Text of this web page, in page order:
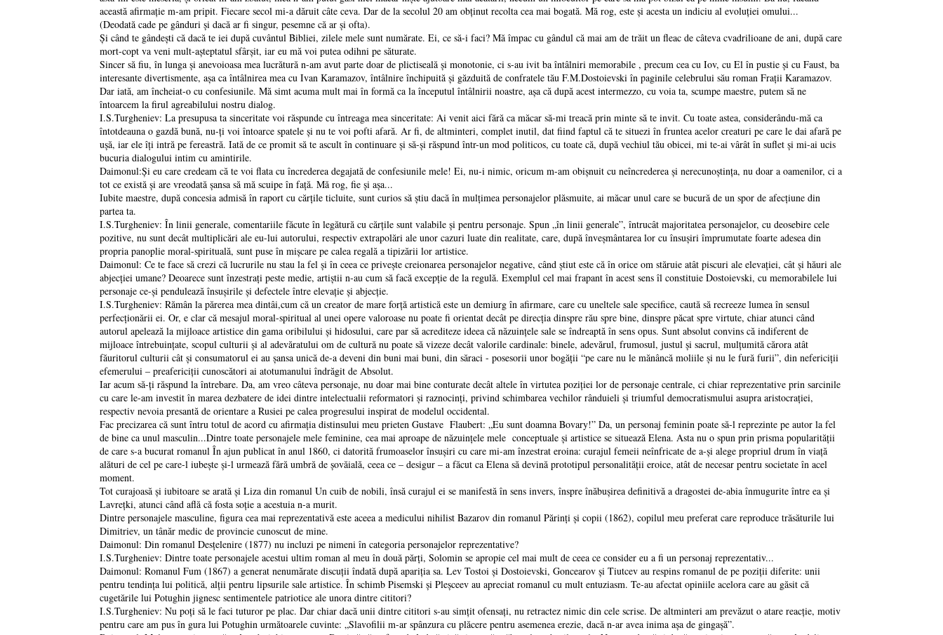
această afirmaţie m-am pripit. Fiecare secol mi-a dăruit câte ceva. Dar de la secolul 20 am obţinut recolta cea mai bogată. Mă rog, este şi acesta un indiciu al evoluţiei omului...
(Deodată cade pe gânduri şi dacă ar fi singur, pesemne că ar şi ofta).
Şi când te gândeşti că dacă te iei după cuvântul Bibliei, zilele mele sunt numărate. Ei, ce să-i faci? Mă împac cu gândul că mai am de trăit un fleac de câteva cvadrilioane de ani, după care
mort-copt va veni mult-aşteptatul sfârşit, iar eu mă voi putea odihni pe săturate.
Sincer să fiu, în lunga şi anevoioasa mea lucrătură n-am avut parte doar de plictiseală şi monotonie, ci s-au ivit ba întâlniri memorabile , precum cea cu Iov, cu El în pustie şi cu Faust, ba
interesante divertismente, aşa ca întâlnirea mea cu Ivan Karamazov, întâlnire închipuită şi găzduită de confratele tău F.M.Dostoievski în paginile celebrului său roman Fraţii Karamazov.
Dar iată, am încheiat-o cu confesiunile. Mă simt acuma mult mai în formă ca la începutul întâlnirii noastre, aşa că după acest intermezzo, cu voia ta, scumpe maestre, putem să ne
întoarcem la firul agreabilului nostru dialog.
I.S.Turgheniev: La presupusa ta sinceritate voi răspunde cu întreaga mea sinceritate: Ai venit aici fără ca măcar să-mi treacă prin minte să te invit. Cu toate astea, considerându-mă ca
întotdeauna o gazdă bună, nu-ţi voi întoarce spatele şi nu te voi pofti afară. Ar fi, de altminteri, complet inutil, dat fiind faptul că te situezi în fruntea acelor creaturi pe care le dai afară pe
uşă, iar ele îţi intră pe fereastră. Iată de ce promit să te ascult în continuare şi să-şi răspund într-un mod politicos, cu toate că, după vechiul tău obicei, mi te-ai vârât în suflet şi mi-ai ucis
bucuria dialogului intim cu amintirile.
Daimonul:Şi eu care credeam că te voi flata cu încrederea degajată de confesiunile mele! Ei, nu-i nimic, oricum m-am obişnuit cu neîncrederea şi nerecunoştinţa, nu doar a oamenilor, ci a
tot ce există şi are vreodată şansa să mă scuipe în faţă. Mă rog, fie şi aşa...
Iubite maestre, după concesia admisă în raport cu cărţile ticluite, sunt curios să ştiu dacă în mulţimea personajelor plăsmuite, ai măcar unul care se bucură de un spor de afecţiune din
partea ta.
I.S.Turgheniev: În linii generale, comentariile făcute în legătură cu cărţile sunt valabile şi pentru personaje. Spun „în linii generale”, întrucât majoritatea personajelor, cu deosebire cele
pozitive, nu sunt decât multiplicări ale eu-lui autorului, respectiv extrapolări ale unor cazuri luate din realitate, care, după înveşmântarea lor cu însuşiri împrumutate foarte adesea din
propria panoplie moral-spirituală, sunt puse în mişcare pe calea regală a tipizării lor artistice.
Daimonul: Ce te face să crezi că lucrurile nu stau la fel şi în ceea ce priveşte creionarea personajelor negative, când ştiut este că în orice om stăruie atât piscuri ale elevaţiei, cât şi hăuri ale
abjecţiei umane? Deoarece sunt înzestraţi peste medie, artiştii n-au cum să facă excepţie de la regulă. Exemplul cel mai frapant în acest sens îl constituie Dostoievski, cu memorabilele lui
personaje ce-şi pendulează însuşirile şi defectele între elevaţie şi abjecţie.
I.S.Turgheniev: Rămân la părerea mea dintâi,cum că un creator de mare forţă artistică este un demiurg în afirmare, care cu uneltele sale specifice, caută să recreeze lumea în sensul
perfecţionării ei. Or, e clar că mesajul moral-spiritual al unei opere valoroase nu poate fi orientat decât pe direcţia dinspre rău spre bine, dinspre păcat spre virtute, chiar atunci când
autorul apelează la mijloace artistice din gama oribilului şi hidosului, care par să acrediteze ideea că năzuinţele sale se îndreaptă în sens opus. Sunt absolut convins că indiferent de
mijloace întrebuinţate, scopul culturii şi al adevăratului om de cultură nu poate să vizeze decât valorile cardinale: binele, adevărul, frumosul, justul şi sacrul, mulţumită cărora atât
făuritorul culturii cât şi consumatorul ei au şansa unică de-a deveni din buni mai buni, din săraci - posesorii unor bogăţii “pe care nu le mănâncă moliile şi nu le fură furii”, din nefericiţii
efemerului – preafericiţii cunoscători ai atotumanului îndrăgit de Absolut.
Iar acum să-ţi răspund la întrebare. Da, am vreo câteva personaje, nu doar mai bine conturate decât altele în virtutea poziţiei lor de personaje centrale, ci chiar reprezentative prin sarcinile
cu care le-am investit în marea dezbatere de idei dintre intelectualii reformatori şi raznocinţi, privind schimbarea vechilor rânduieli şi triumful democratismului asupra aristocraţiei,
respectiv nevoia presantă de orientare a Rusiei pe calea progresului inspirat de modelul occidental.
Fac precizarea că sunt întru totul de acord cu afirmaţia distinsului meu prieten Gustave Flaubert: „Eu sunt doamna Bovary!” Da, un personaj feminin poate să-l reprezinte pe autor la fel
de bine ca unul masculin...Dintre toate personajele mele feminine, cea mai aproape de năzuinţele mele conceptuale şi artistice se situează Elena. Asta nu o spun prin prisma popularităţii
de care s-a bucurat romanul În ajun publicat în anul 1860, ci datorită frumoaselor însuşiri cu care mi-am înzestrat eroina: curajul femeii neînfricate de a-şi alege propriul drum în viaţă
alături de cel pe care-l iubeşte şi-l urmează fără umbră de şovăială, ceea ce – desigur – a făcut ca Elena să devină prototipul personalităţii eroice, atât de necesar pentru societate în acel
moment.
Tot curajoasă şi iubitoare se arată şi Liza din romanul Un cuib de nobili, însă curajul ei se manifestă în sens invers, înspre înăbuşirea definitivă a dragostei de-abia înmugurite între ea şi
Lavreţki, atunci când află că fosta soţie a acestuia n-a murit.
Dintre personajele masculine, figura cea mai reprezentativă este aceea a medicului nihilist Bazarov din romanul Părinţi şi copii (1862), copilul meu preferat care reproduce trăsăturile lui
Dimitriev, un tânăr medic de provincie cunoscut de mine.
Daimonul: Din romanul Desţelenire (1877) nu incluzi pe nimeni în categoria personajelor reprezentative?
I.S.Turgheniev: Dintre toate personajele acestui ultim roman al meu în două părţi, Solomin se apropie cel mai mult de ceea ce consider eu a fi un personaj reprezentativ...
Daimonul: Romanul Fum (1867) a generat nenumărate discuţii îndată după apariţia sa. Lev Tostoi şi Dostoievski, Goncearov şi Tiutcev au respins romanul de pe poziţii diferite: unii
pentru tendinţa lui politică, alţii pentru lipsurile sale artistice. În schimb Pisemski şi Pleşceev au apreciat romanul cu mult entuziasm. Te-au afectat opiniile acelora care au găsit că
cugetările lui Potughin jignesc sentimentele patriotice ale unora dintre cititori?
I.S.Turgheniev: Nu poţi să le faci tuturor pe plac. Dar chiar dacă unii dintre cititori s-au simţit ofensaţi, nu retractez nimic din cele scrise. De altminteri am prevăzut o atare reacţie, motiv
pentru care am pus în gura lui Potughin următoarele cuvinte: „Slavofilii m-ar spânzura cu plăcere pentru asemenea erezie, dacă n-ar avea inima aşa de gingaşă”.